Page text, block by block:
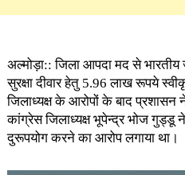
अल्मोड़ा:: जिला आपदा मद से भारतीय
सुरक्षा दीवार हेतु 5.96 लाख रूपये
जिलाध्यक्ष के आरोपों के बाद प्रशासन
कांग्रेस जिलाध्यक्ष भूपेन्द्र भोज गुड्डू
दुरूपयोग करने का आरोप लगाया था।